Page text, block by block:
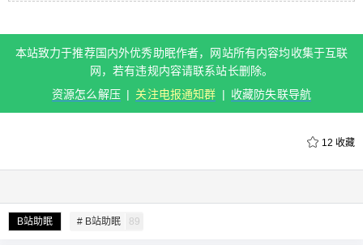
本站致力于推荐国内外优秀助眠作者，网站所有内容均收集于互联
网，若有违规内容请联系站长删除。
资源怎么解压 | 关注电报通知群 | 收藏防失联导航
12 收藏
B站助眠 # B站助眠 89
收藏防失联导航 0 收藏
扫描二维码继续阅读
给undefined打赏